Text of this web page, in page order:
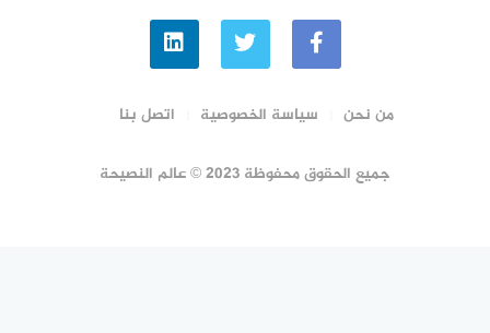
من نحن سياسة الخصوصية اتصل بنا
جميع الحقوق محفوظة 2023 © عالم النصيحة